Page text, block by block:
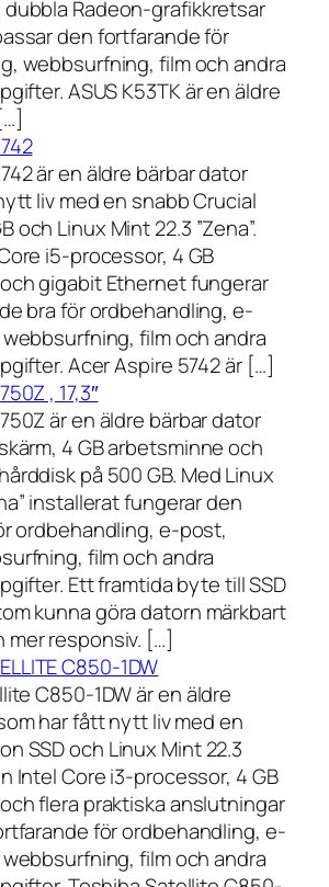
Radeon-grafikkretsar
den fortfarande för
webbsurfning, film och andra
ASUS K53TK är en äldre
är en äldre bärbar dator
liv med en snabb Crucial
och Linux Mint 22.3 ”Zena”.
i5-processor, 4 GB
gigabit Ethernet fungerar
bra för ordbehandling, e-
film och andra
Acer Aspire 5742 är […]
, 17,3″
är en äldre bärbar dator
4 GB arbetsminne och
på 500 GB. Med Linux
installerat fungerar den
ordbehandling, e-post,
film och andra
Ett framtida byte till SSD
kunna göra datorn märkbart
mer responsiv. […]
C850-1DW
C850-1DW är en äldre
har fått nytt liv med en
SSD och Linux Mint 22.3
Intel Core i3-processor, 4 GB
flera praktiska anslutningar
för ordbehandling, e-
film och andra